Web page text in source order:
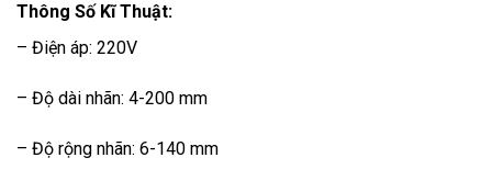
Thông Số Kĩ Thuật:
– Điện áp: 220V
– Độ dài nhãn: 4-200 mm
– Độ rộng nhãn: 6-140 mm